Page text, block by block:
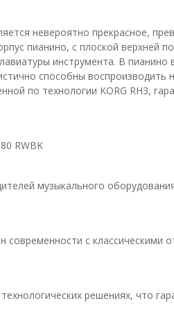
невероятно прекрасное,
пианино, с плоской верхней
инструмента. В пианино
способны
по технологии KORG RH3,
RWBK
музыкального
с
решениях, что